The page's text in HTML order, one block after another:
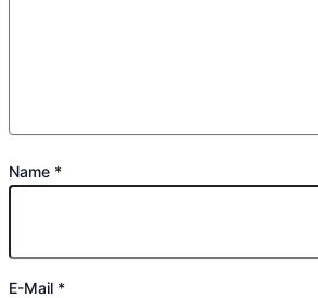
Name *
E-Mail *